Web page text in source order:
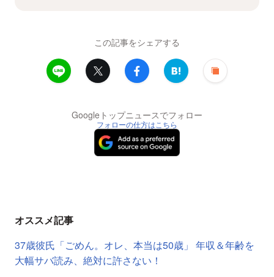
この記事をシェアする
Googleトップニュースでフォロー
フォローの仕方はこちら
オススメ記事
37歳彼氏「ごめん。オレ、本当は50歳」 年収＆年齢を
大幅サバ読み、絶対に許さない！